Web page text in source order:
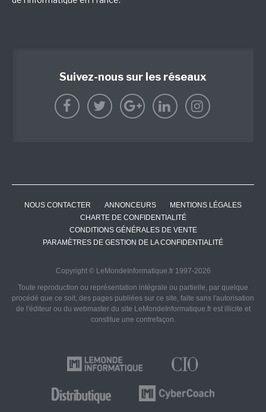
Suivez-nous sur les réseaux
NOUS CONTACTER ANNONCEURS
MENTIONS LÉGALES
CHARTE DE CONFIDENTIALITÉ
CONDITIONS GÉNÉRALES DE VENTE
PARAMÈTRES DE GESTION DE LA CONFIDENTIALITÉ
Copyright © LeMondeInformatique.fr 1997-2026
Toute reproduction ou représentation intégrale ou partielle, par quelque
procédé que ce soit, des pages publiées sur ce site, faite sans l'autorisation
de l'éditeur ou du webmaster du site LeMondeInformatique.fr est illicite et
constitue une contrefaçon.